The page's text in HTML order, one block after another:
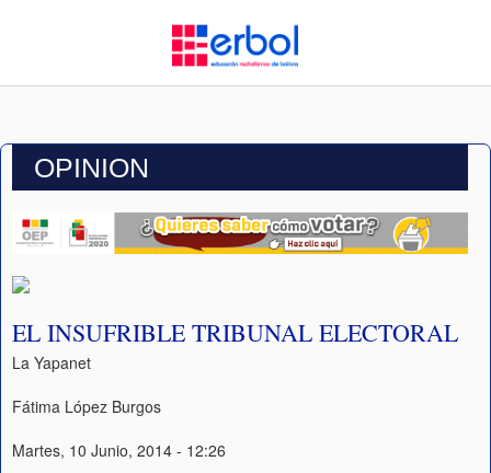
OPINION
EL INSUFRIBLE TRIBUNAL ELECTORAL
La Yapanet
Fátima López Burgos
Martes, 10 Junio, 2014 - 12:26